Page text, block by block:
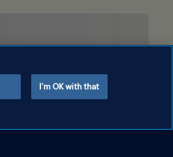
I'm OK with that